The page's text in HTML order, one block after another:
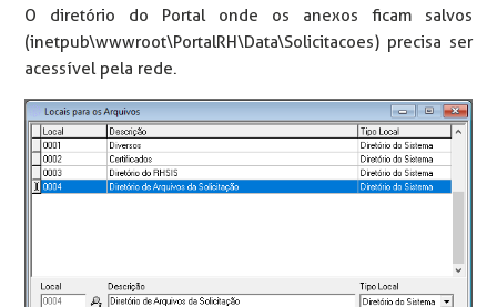
O diretório do Portal onde os anexos ficam salvos
(inetpub\wwwroot\PortalRH\Data\Solicitacoes) precisa ser
acessível pela rede.